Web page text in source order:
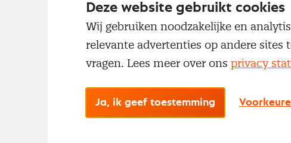
Nog
Met
Deze website gebruikt cookies
Wij gebruiken noodzakelijke en
relevante advertenties op andere
vragen. Lees meer over ons privacy
Ja, ik geef toestemming